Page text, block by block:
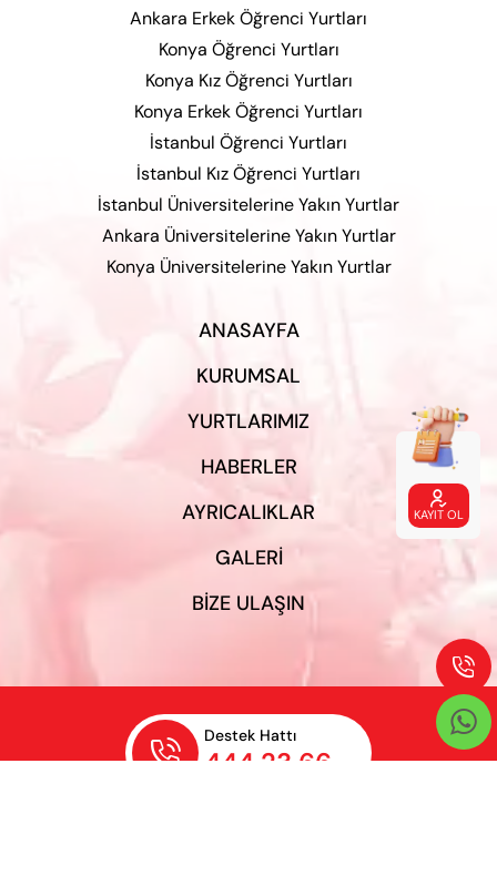

KAYIT OL
Ankara Erkek Öğrenci Yurtları
Konya Öğrenci Yurtları
Konya Kız Öğrenci Yurtları
Konya Erkek Öğrenci Yurtları
İstanbul Öğrenci Yurtları
İstanbul Kız Öğrenci Yurtları
İstanbul Üniversitelerine Yakın Yurtlar
Ankara Üniversitelerine Yakın Yurtlar
Konya Üniversitelerine Yakın Yurtlar
ANASAYFA
KURUMSAL
YURTLARIMIZ
HABERLER
AYRICALIKLAR
GALERI
BIZE ULAŞIN

Destek Hattı
444 23 66

